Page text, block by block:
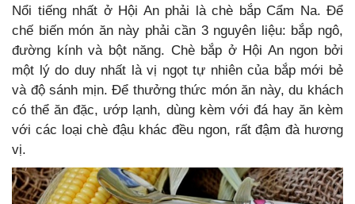
Nổi tiếng nhất ở Hội An phải là chè bắp Cẩm Na. Để
chế biến món ăn này phải cần 3 nguyên liệu: bắp ngô,
đường kính và bột năng. Chè bắp ở Hội An ngon bởi
một lý do duy nhất là vị ngọt tự nhiên của bắp mới bẻ
và độ sánh mịn. Để thưởng thức món ăn này, du khách
có thể ăn đặc, ướp lạnh, dùng kèm với đá hay ăn kèm
với các loại chè đậu khác đều ngon, rất đậm đà hương
vị.